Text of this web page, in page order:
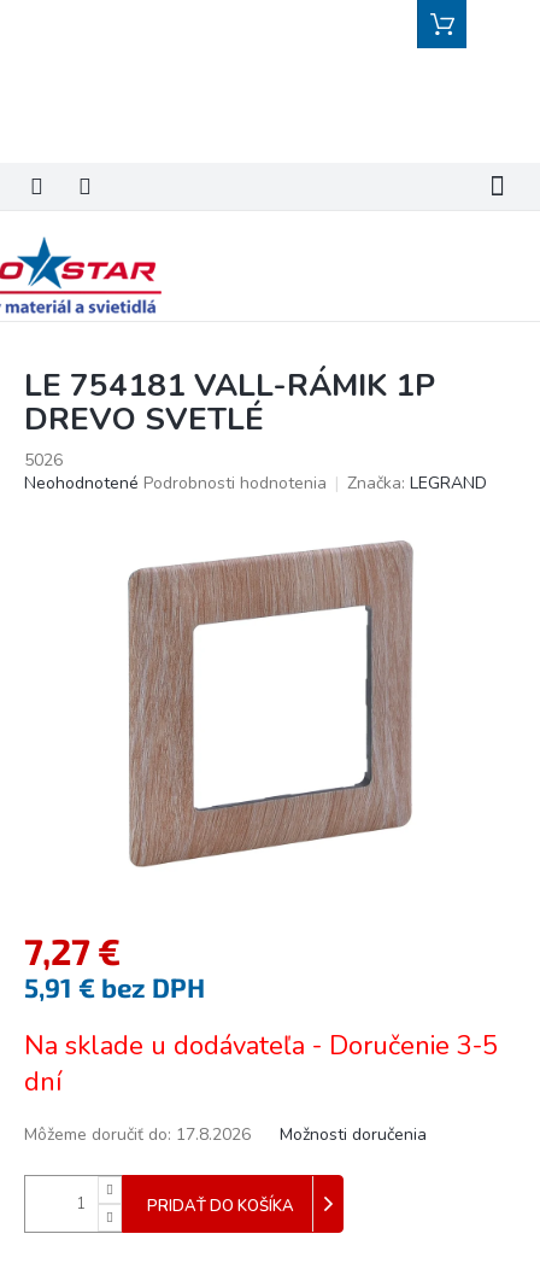
Nákupný
košík
LE 754181 VALL-RÁMIK 1P
DREVO SVETLÉ
5026
Priemerné
Neohodnotené Podrobnosti hodnotenia Značka: LEGRAND
7,27 €
5,91 € bez DPH
cena:
Na sklade u dodávateľa - Doručenie 3-5
dní
Môžeme doručiť do: 17.8.2026 Možnosti doručenia
PRIDAŤ DO KOŠÍKA